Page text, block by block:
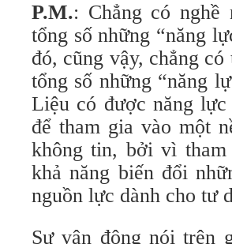
P.M.: Chẳng có
tổng số những “năng
đó, cũng vậy, chẳng
tổng số những “năng
Liệu có được năng
để tham gia vào một
không tin, bởi vì
khả năng biến đổi
nguồn lực dành cho tư
Sự vận động nói trên